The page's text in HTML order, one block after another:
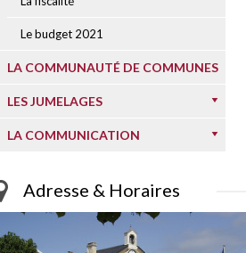
Le budget 2021
LA COMMUNAUTÉ DE COMMUNES
LES JUMELAGES
LA COMMUNICATION
Adresse & Horaires